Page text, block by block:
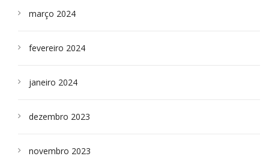
março 2024
fevereiro 2024
janeiro 2024
dezembro 2023
novembro 2023